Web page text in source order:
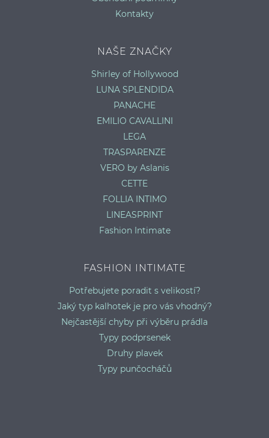
Kontakty
NAŠE ZNAČKY
Shirley of Hollywood
LUNA SPLENDIDA
PANACHE
EMILIO CAVALLINI
LEGA
TRASPARENZE
VERO by Aslanis
CETTE
FOLLIA INTIMO
LINEASPRINT
Fashion Intimate
FASHION INTIMATE
Potřebujete poradit s velikostí?
Jaký typ kalhotek je pro vás vhodný?
Nejčastější chyby při výběru prádla
Typy podprsenek
Druhy plavek
Typy punčocháčů